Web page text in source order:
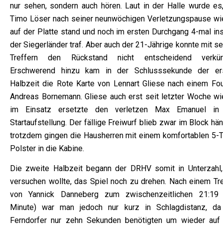
nur sehen, sondern auch hören. Laut in der Halle wurde
Timo Löser nach seiner neunwöchigen Verletzungspause
auf der Platte stand und noch im ersten Durchgang 4-mal
der Siegerländer traf. Aber auch der 21-Jährige konnte mit
Treffern den Rückstand nicht entscheidend
Erschwerend hinzu kam in der Schlusssekunde der
Halbzeit die Rote Karte von Lennart Gliese nach einem
Andreas Bornemann. Gliese auch erst seit letzter Woche
im Einsatz ersetzte den verletzen Max Emanuel in
Startaufstellung. Der fällige Freiwurf blieb zwar im Block
trotzdem gingen die Hausherren mit einem komfortablen 5-
Polster in die Kabine.
Die zweite Halbzeit begann der DRHV somit in
versuchen wollte, das Spiel noch zu drehen. Nach einem
von Yannick Danneberg zum zwischenzeitlichen 21:19
Minute) war man jedoch nur kurz in Schlagdistanz,
Ferndorfer nur zehn Sekunden benötigten um wieder auf